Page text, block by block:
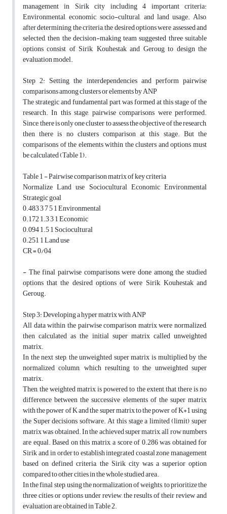
management in Sirik city including 4 important criteria:
Environmental, economic, socio-cultural, and land usage. Also,
after determining the criteria, the desired options were assessed and
selected, then the decision-making team suggested three suitable
options consist of Sirik, Kouhestak and Geroug to design the
evaluation model.
Step 2: Setting the interdependencies and perform pairwise
comparisons among clusters or elements by ANP
The strategic and fundamental part was formed at this stage of the
research. In this stage, pairwise comparisons were performed.
Since, there is only one cluster to assess the objective of the research,
then there is no clusters comparison at this stage. But the
comparisons of the elements within the clusters and options must
be calculated (Table 1).
Table 1 - Pairwise comparison matrix of key criteria
Normalize Land use Sociocultural Economic Environmental
Strategic goal
0.483 3 7 5 1 Environmental
0.172 1.3 3 1 Economic
0.094 1.5 1 Sociocultural
0.251 1 Land use
CR = 0/04
- The final pairwise comparisons were done among the studied
options that the desired options of were Sirik, Kouhestak and
Geroug.
Step 3: Developing a hyper matrix with ANP
All data within the pairwise comparison matrix were normalized,
then calculated as the initial super matrix called unweighted
matrix.
In the next step, the unweighted super matrix is multiplied by the
normalized column, which resulting to the unweighted super
matrix.
Then, the weighted matrix is powered to the extent that there is no
difference between the successive elements of the super matrix
with the power of K and the super matrix to the power of K+1 using
the Super decisions software. At this stage a limited (limit) super
matrix was obtained. In the achieved super matrix, all row numbers
are equal. Based on this matrix, a score of 0.286 was obtained for
Sirik and, in order to establish integrated coastal zone management
based on defined criteria, the Sirik city was a superior option
compared to other cities in the whole studied area.
In the final step, using the normalization of weights, to prioritize the
three cities or options under review, the results of their review and
evaluation are obtained in Table 2.